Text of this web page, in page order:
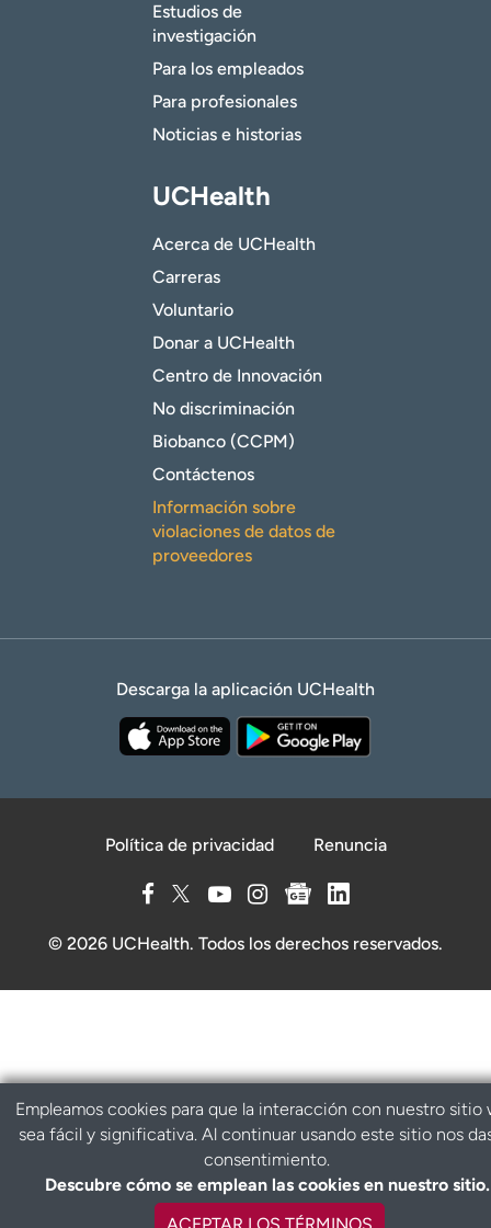
Estudios de
investigación
Para los empleados
Para profesionales
Noticias e historias
UCHealth
Acerca de UCHealth
Carreras
Voluntario
Donar a UCHealth
Centro de Innovación
No discriminación
Biobanco (CCPM)
Contáctenos
Información sobre
violaciones de datos de
proveedores
Descarga la aplicación UCHealth
Política de privacidad Renuncia
© 2026 UCHealth. Todos los derechos reservados.
Empleamos cookies para que la interacción con nuestro sitio
sea fácil y significativa. Al continuar usando este sitio nos
consentimiento.
Descubre cómo se emplean las cookies en nuestro sitio.